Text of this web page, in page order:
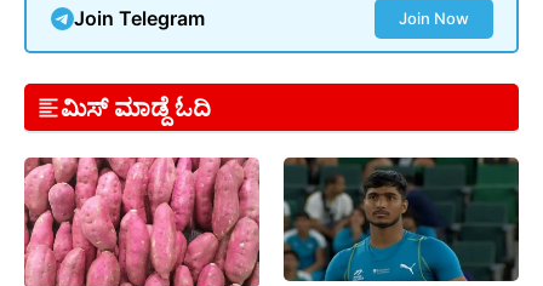
Join Telegram Join Now
ಮಿಸ್ ಮಾಡ್ದೆ ಓದಿ